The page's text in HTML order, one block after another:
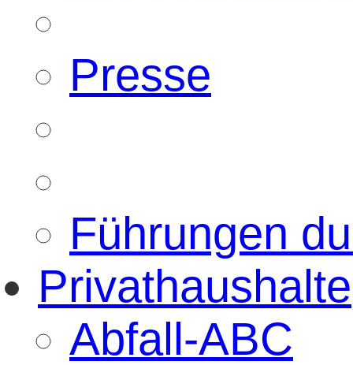
Presse
Führungen
Privathaushalte
Abfall-ABC